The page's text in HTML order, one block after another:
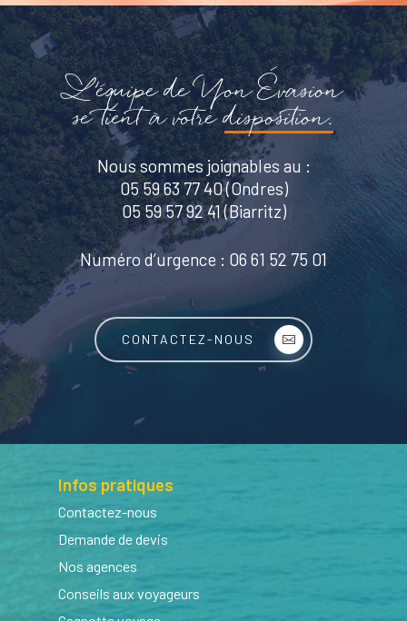
L’équipe de Yon Évasion
se tient à votredisposition.
Nous sommes joignables au :
05 59 63 77 40 (Ondres)
05 59 57 92 41 (Biarritz)
Numéro d’urgence : 06 61 52 75 01
CONTACTEZ-NOUS
Infos pratiques
Contactez-nous
Demande de devis
Nos agences
Conseils aux voyageurs